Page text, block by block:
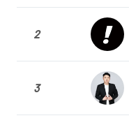
2
3